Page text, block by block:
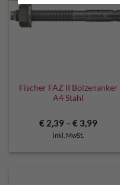
Fischer FAZ II Bolzenanker
A4 Stahl
€2,39 – €3,99
inkl. MwSt.